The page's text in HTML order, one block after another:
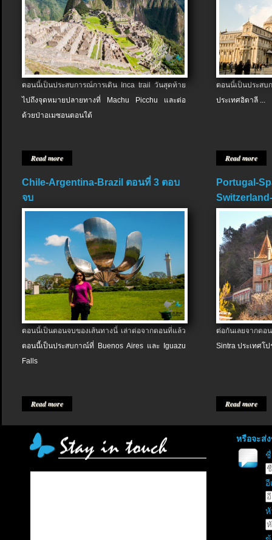
ตอนนี้เป็นประสบการณ์การเดิน Inca trail วันสุดท้าย
ไปถึงจุดหมายปลายทางที่ Machu Picchu และต่อ
ด้วยป่าอเมซอนตอนใต้
Read more
ตอนนี้เป็นประส
ประเทศอิตาลี ...
Read more
Chile-Argentina-Brazil ตอนที่ 3 ตอบ
จบ
ตอนนี้เป็นตอนจบของเส้นทางนี้ เล่าต่อจากตอนที่แล้ว
ตอนนี้เป็นประสบกาณ์ที่ Buenos Aires และ Iguazu
Falls
Read more
Portugal-
ต่อกันเลยจากต
Sintra ประเทศโป
Read more
หรือจะส่
อี
หั